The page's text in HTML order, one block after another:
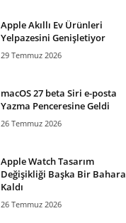
Apple Akıllı Ev Ürünleri
Yelpazesini Genişletiyor
29 Temmuz 2026
macOS 27 beta Siri e-posta
Yazma Penceresine Geldi
26 Temmuz 2026
Apple Watch Tasarım
Değişikliği Başka Bir Bahara
Kaldı
26 Temmuz 2026